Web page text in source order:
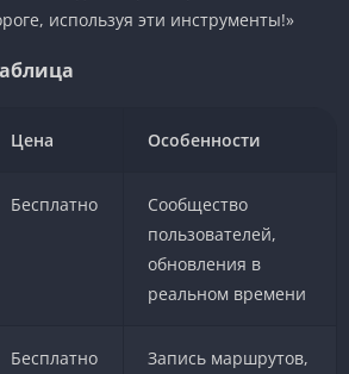
используя эти инструменты!»
Цена Особенности
Бесплатно
Сообщество
пользователей,
обновления в
реальном времени
Бесплатно
Запись маршрутов,